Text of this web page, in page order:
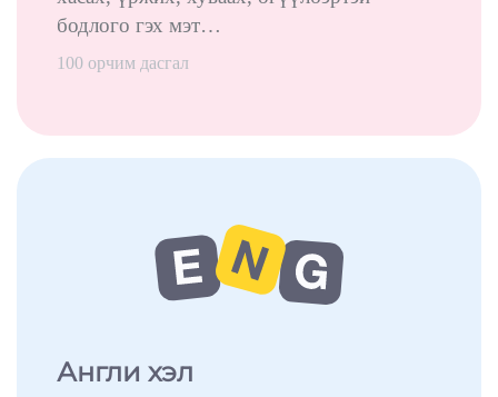
бодлого гэх мэт…
100 орчим дасгал
Англи хэл